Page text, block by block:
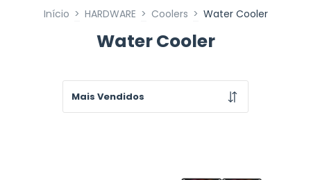
Início > HARDWARE > Coolers > Water Cooler
Water Cooler